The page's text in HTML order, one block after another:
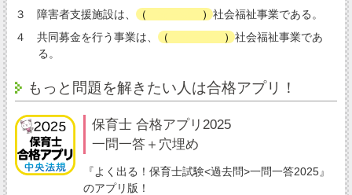
３ 障害者支援施設は、 （ ）社会福祉事業である。
４ 共同募金を行う事業は、 （ ）社会福祉事業であ
る。
もっと問題を解きたい人は合格アプリ！
保育士 合格アプリ2025
一問一答＋穴埋め
『よく出る！保育士試験<過去問>一問一答2025』
のアプリ版！